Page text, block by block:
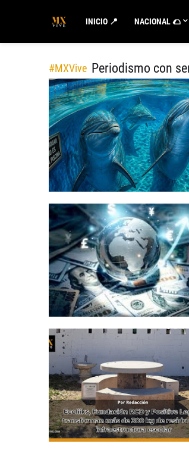
INICIO 📍 NACIONAL 🌮
Periodismo con